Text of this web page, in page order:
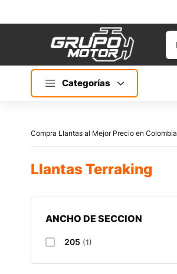
Categorías
Compra Llantas al Mejor Precio en Colombia
Llantas Terraking
ANCHO DE SECCION
205 (1)